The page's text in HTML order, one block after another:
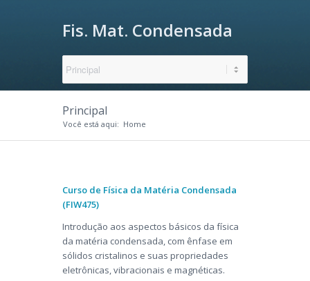
Fis. Mat. Condensada
Principal
Você está aqui: Home
Curso de Física da Matéria Condensada
(FIW475)
Introdução aos aspectos básicos da física
da matéria condensada, com ênfase em
sólidos cristalinos e suas propriedades
eletrônicas, vibracionais e magnéticas.